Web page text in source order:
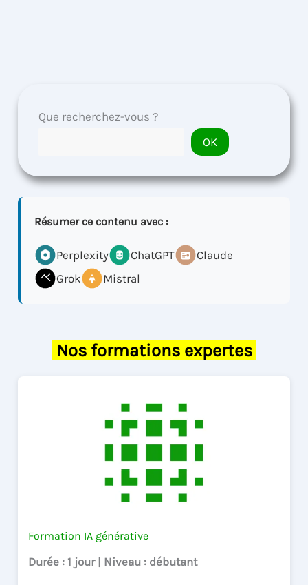
Que recherchez-vous ?
OK
Résumer ce contenu avec :
Perplexity ChatGPT
Claude
Grok
Mistral
Nos formations expertes
Formation IA générative
Durée : 1 jour | Niveau : débutant